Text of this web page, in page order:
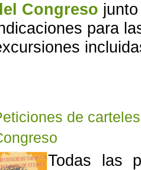
Congreso
para
de
Todas las